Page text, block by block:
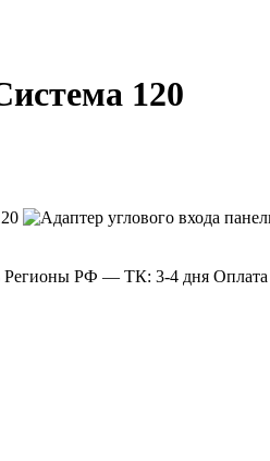
120
Регионы РФ — ТК: 3-4 дня Оплата